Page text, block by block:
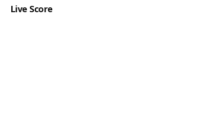
Live Score